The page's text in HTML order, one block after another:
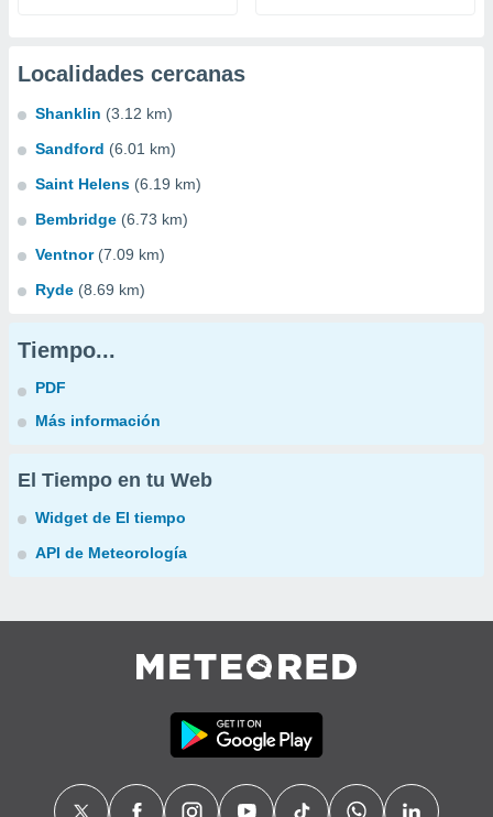
Localidades cercanas
Shanklin (3.12 km)
Sandford (6.01 km)
Saint Helens (6.19 km)
Bembridge (6.73 km)
Ventnor (7.09 km)
Ryde (8.69 km)
Tiempo...
PDF
Más información
El Tiempo en tu Web
Widget de El tiempo
API de Meteorología